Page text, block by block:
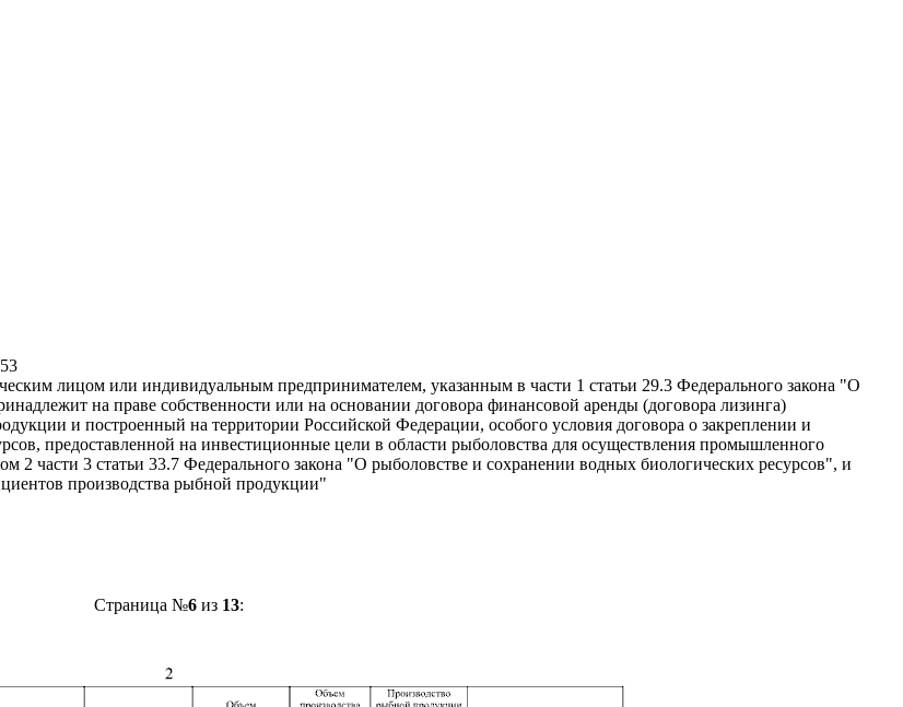
лицом или индивидуальным предпринимателем, указанным в части 1 статьи 29.3 Федерального закона "О
на праве собственности или на основании договора финансовой аренды (договора лизинга)
и построенный на территории Российской Федерации, особого условия договора о закреплении и
предоставленной на инвестиционные цели в области рыболовства для осуществления промышленного
2 части 3 статьи 33.7 Федерального закона "О рыболовстве и сохранении водных биологических ресурсов", и
производства рыбной продукции"
Страница №6из 13: